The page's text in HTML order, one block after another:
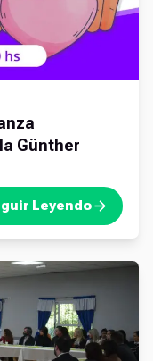
Günther
Leyendo